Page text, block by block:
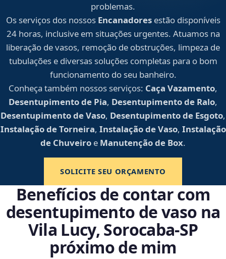
problemas.
Os serviços dos nossos Encanadoresestão disponíveis
24 horas, inclusive em situações urgentes. Atuamos na
liberação de vasos, remoção de obstruções, limpeza de
tubulações e diversas soluções completas para o bom
funcionamento do seu banheiro.
Conheça também nossos serviços: Caça Vazamento,
Desentupimento de Pia, Desentupimento de Ralo,
Desentupimento de Vaso, Desentupimento de Esgoto,
Instalação de Torneira, Instalação de Vaso, Instalação
de Chuveiro e Manutenção de Box.
SOLICITE SEU ORÇAMENTO
Benefícios de contar com
desentupimento de vaso na
Vila Lucy, Sorocaba‑SP
próximo de mim